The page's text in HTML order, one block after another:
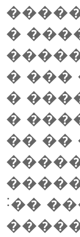
�
� ���
�
�
�� ��
˸��